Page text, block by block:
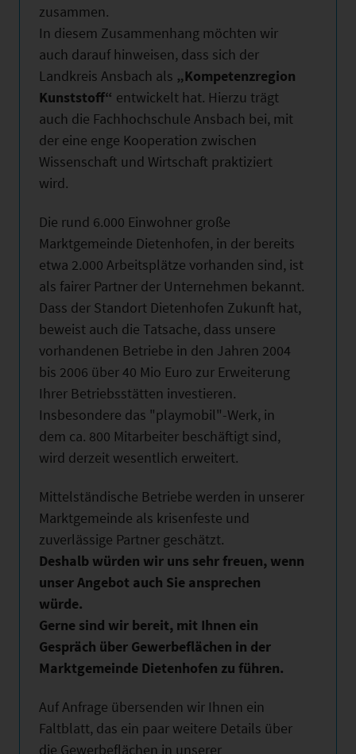
zusammen.
In diesem Zusammenhang möchten wir
auch darauf hinweisen, dass sich der
Landkreis Ansbach als „Kompetenzregion
Kunststoff“ entwickelt hat. Hierzu trägt
auch die Fachhochschule Ansbach bei, mit
der eine enge Kooperation zwischen
Wissenschaft und Wirtschaft praktiziert
wird.
Die rund 6.000 Einwohner große
Marktgemeinde Dietenhofen, in der bereits
etwa 2.000 Arbeitsplätze vorhanden sind, ist
als fairer Partner der Unternehmen bekannt.
Dass der Standort Dietenhofen Zukunft hat,
beweist auch die Tatsache, dass unsere
vorhandenen Betriebe in den Jahren 2004
bis 2006 über 40 Mio Euro zur Erweiterung
Ihrer Betriebsstätten investieren.
Insbesondere das "playmobil"-Werk, in
dem ca. 800 Mitarbeiter beschäftigt sind,
wird derzeit wesentlich erweitert.
Mittelständische Betriebe werden in unserer
Marktgemeinde als krisenfeste und
zuverlässige Partner geschätzt.
Deshalb würden wir uns sehr freuen, wenn
unser Angebot auch Sie ansprechen
würde.
Gerne sind wir bereit, mit Ihnen ein
Gespräch über Gewerbeflächen in der
Marktgemeinde Dietenhofen zu führen.
Auf Anfrage übersenden wir Ihnen ein
Faltblatt, das ein paar weitere Details über
die Gewerbeflächen in unserer